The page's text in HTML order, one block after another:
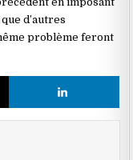
d’autres
problème feront